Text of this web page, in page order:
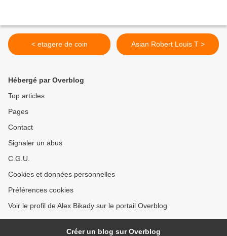
< etagere de coin Asian Robert Louis T >
Hébergé par Overblog
Top articles
Pages
Contact
Signaler un abus
C.G.U.
Cookies et données personnelles
Préférences cookies
Voir le profil de Alex Bikady sur le portail Overblog
Créer un blog sur Overblog